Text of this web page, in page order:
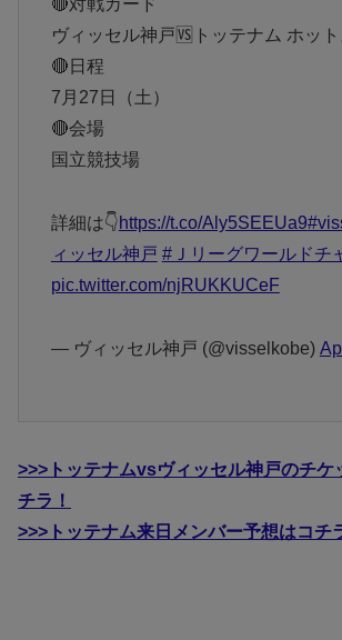
🔴対戦カード
ヴィッセル神戸🆚トッテナム ホッ
🔴日程
7月27日（土）
🔴会場
国立競技場
詳細は👇️https://t.co/Aly5SEEUa9
ィッセル神戸 #Ｊリーグワールドチ
pic.twitter.com/njRUKKUCeF
— ヴィッセル神戸 (@visselkobe)
>>>トッテナムvsヴィッセル神戸のチケ
チラ！
>>>トッテナム来日メンバー予想はコチ